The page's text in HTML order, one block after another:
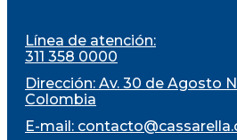
Línea de atención:
311 358 0000
Dirección: Av. 30 de Agosto
Colombia
E-mail: